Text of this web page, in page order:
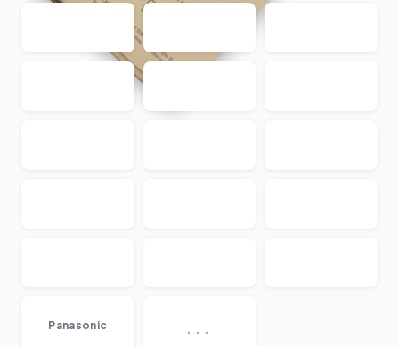
Panasonic ...